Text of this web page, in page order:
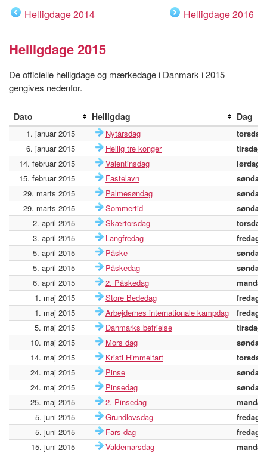
Helligdage 2014 Helligdage 2016
Helligdage 2015
De officielle helligdage og mærkedage i Danmark i 2015
gengives nedenfor.
Dato Helligdag Dag
1. januar 2015 Nytårsdag
torsdag
6. januar 2015
Hellig tre konger
tirsdag
14. februar 2015
Valentinsdag
lørdag
15. februar 2015
Fastelavn
søndag
29. marts 2015
Palmesøndag
søndag
29. marts 2015
Sommertid
søndag
2. april 2015
Skærtorsdag
torsdag
3. april 2015
Langfredag
fredag
5. april 2015
Påske
søndag
5. april 2015
Påskedag
søndag
6. april 2015
2. Påskedag
mandag
1. maj 2015
Store Bededag
fredag
1. maj 2015
Arbejdernes internationale kampdag
fredag
5. maj 2015
Danmarks befrielse
tirsdag
10. maj 2015
Mors dag
søndag
14. maj 2015
Kristi Himmelfart
torsdag
24. maj 2015
Pinse
søndag
24. maj 2015
Pinsedag
søndag
25. maj 2015
2. Pinsedag
mandag
5. juni 2015
Grundlovsdag
fredag
5. juni 2015
Fars dag
fredag
15. juni 2015
Valdemarsdag
mandag